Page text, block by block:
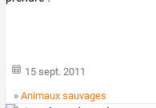
15 sept. 2011
»Animaux sauvages